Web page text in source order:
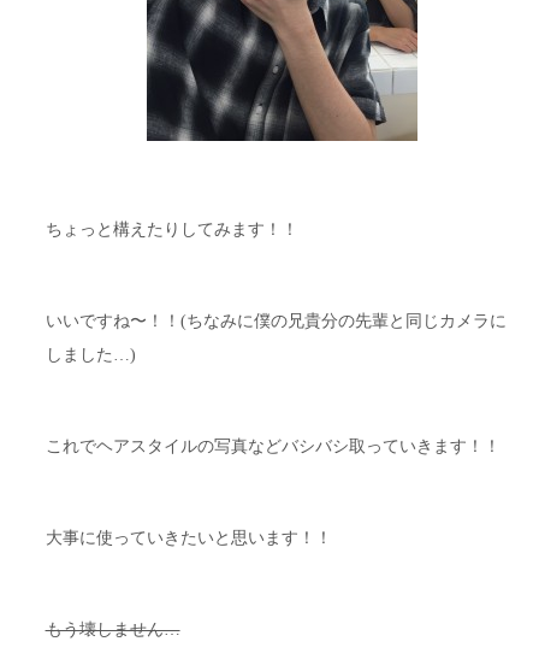
ちょっと構えたりしてみます！！
いいですね〜！！(ちなみに僕の兄貴分の先輩と同じカメラに
しました…)
これでヘアスタイルの写真などバシバシ取っていきます！！
大事に使っていきたいと思います！！
もう壊しません…